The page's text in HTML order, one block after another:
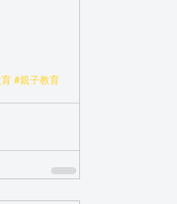
#親子教育